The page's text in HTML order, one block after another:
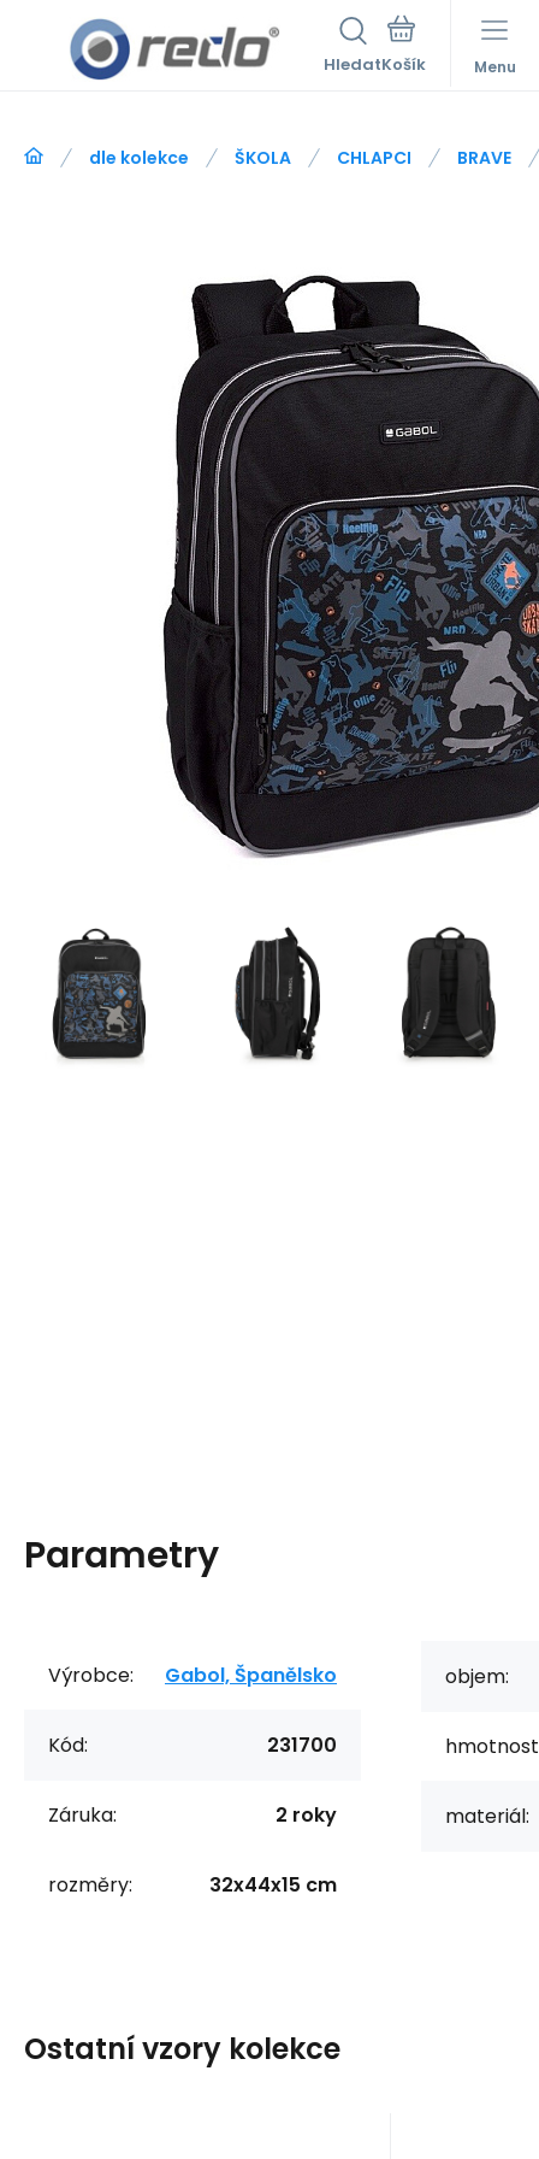
Hledat Menu
dle kolekce ŠKOLA CHLAPCI BRAVE
Parametry
Výrobce: Gabol, Španělsko
Kód: 231700
Záruka: 2 roky
rozměry: 32x44x15 cm
objem:
materiál:
Ostatní vzory kolekce